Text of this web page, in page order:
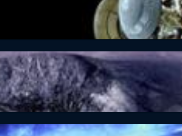
1, Folge 31: Das Zentrum der
1, Folge 44: Plutos Geheimnis